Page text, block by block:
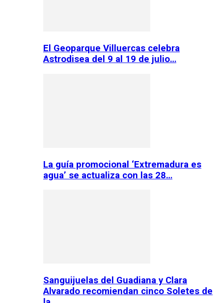
El Geoparque Villuercas celebra
Astrodisea del 9 al 19 de julio…
La guía promocional ‘Extremadura es
agua’ se actualiza con las 28…
Sanguijuelas del Guadiana y Clara
Alvarado recomiendan cinco Soletes de